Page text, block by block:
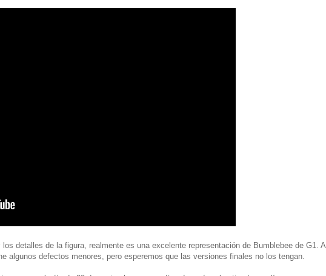
detalles de la figura, realmente es una excelente representación de Bumblebee de G1. Al
algunos defectos menores, pero esperemos que las versiones finales no los tengan.